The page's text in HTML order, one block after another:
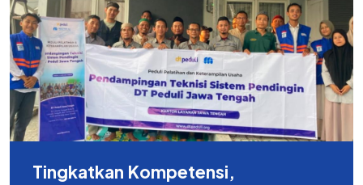
Tingkatkan Kompetensi,